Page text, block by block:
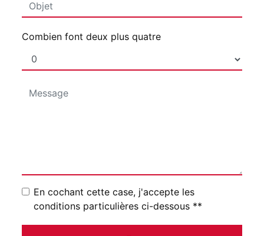
Combien font deux plus quatre
En cochant cette case, j'accepte les
conditions particulières ci-dessous **